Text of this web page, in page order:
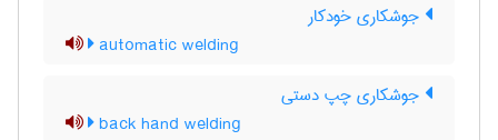
جوشکاری خودکار
automatic welding
جوشکاری چپ دستی
back hand welding